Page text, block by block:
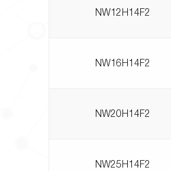
NW12H14F2
NW16H14F2
NW20H14F2
NW25H14F2